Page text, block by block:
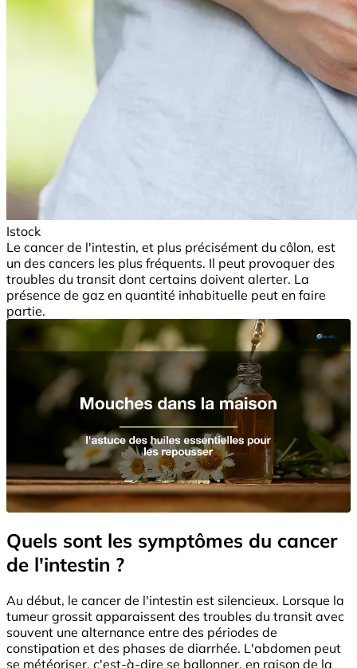
Istock
Le cancer de l'intestin, et plus précisément du côlon, est
un des cancers les plus fréquents. Il peut provoquer des
troubles du transit dont certains doivent alerter. La
présence de gaz en quantité inhabituelle peut en faire
partie.
Quels sont les symptômes du cancer
de l'intestin ?
Au début, le cancer de l'intestin est silencieux. Lorsque la
tumeur grossit apparaissent des troubles du transit avec
souvent une alternance entre des périodes de
constipation et des phases de diarrhée. L'abdomen peut
se météoriser, c'est-à-dire se ballonner, en raison de la